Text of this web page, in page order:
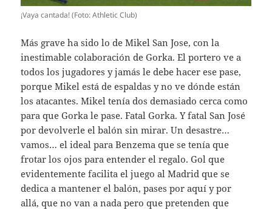
¡Vaya cantada! (Foto: Athletic Club)
Más grave ha sido lo de Mikel San Jose, con la
inestimable colaboración de Gorka. El portero ve a
todos los jugadores y jamás le debe hacer ese pase,
porque Mikel está de espaldas y no ve dónde están
los atacantes. Mikel tenía dos demasiado cerca como
para que Gorka le pase. Fatal Gorka. Y fatal San José
por devolverle el balón sin mirar. Un desastre…
vamos… el ideal para Benzema que se tenía que
frotar los ojos para entender el regalo. Gol que
evidentemente facilita el juego al Madrid que se
dedica a mantener el balón, pases por aquí y por
allá, que no van a nada pero que pretenden que